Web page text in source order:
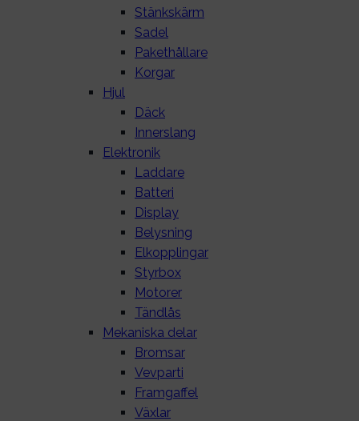
Stänkskärm
Sadel
Pakethållare
Korgar
Hjul
Däck
Innerslang
Elektronik
Laddare
Batteri
Display
Belysning
Elkopplingar
Styrbox
Motorer
Tändlås
Mekaniska delar
Bromsar
Vevparti
Framgaffel
Växlar